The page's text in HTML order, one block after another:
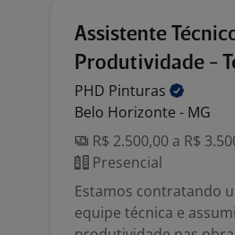
Assistente
Produtividade -
PHD Pinturas
Belo Horizonte - MG
R$ 2.500,00 a R$
Presencial
Estamos contratando
equipe técnica e